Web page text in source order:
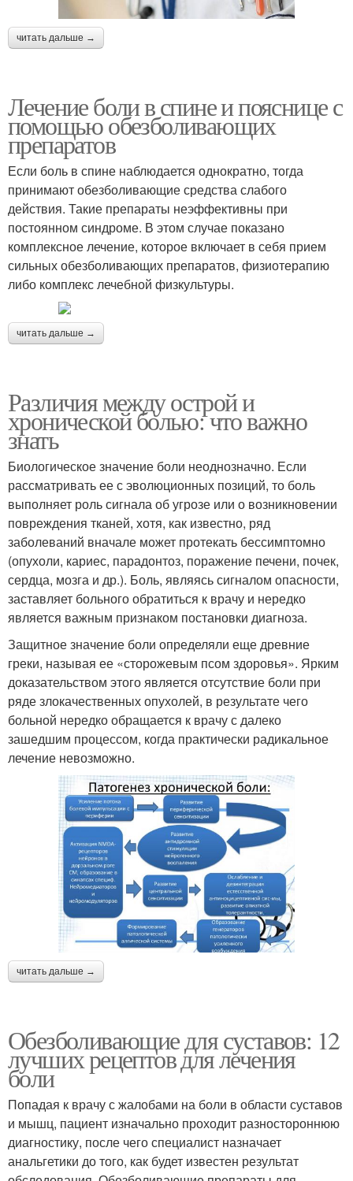
читать дальше →
Лечение боли в спине и пояснице с
помощью обезболивающих
препаратов
Если боль в спине наблюдается однократно, тогда
принимают обезболивающие средства слабого
действия. Такие препараты неэффективны при
постоянном синдроме. В этом случае показано
комплексное лечение, которое включает в себя прием
сильных обезболивающих препаратов, физиотерапию
либо комплекс лечебной физкультуры.
читать дальше →
Различия между острой и
хронической болью: что важно
знать
Биологическое значение боли неоднозначно. Если
рассматривать ее с эволюционных позиций, то боль
выполняет роль сигнала об угрозе или о возникновении
повреждения тканей, хотя, как известно, ряд
заболеваний вначале может протекать бессимптомно
(опухоли, кариес, парадонтоз, поражение печени, почек,
сердца, мозга и др.). Боль, являясь сигналом опасности,
заставляет больного обратиться к врачу и нередко
является важным признаком постановки диагноза.
Защитное значение боли определяли еще древние
греки, называя ее «сторожевым псом здоровья». Ярким
доказательством этого является отсутствие боли при
ряде злокачественных опухолей, в результате чего
больной нередко обращается к врачу с далеко
зашедшим процессом, когда практически радикальное
лечение невозможно.
читать дальше →
Обезболивающие для суставов: 12
лучших рецептов для лечения
боли
Попадая к врачу с жалобами на боли в области суставов
и мышц, пациент изначально проходит разностороннюю
диагностику, после чего специалист назначает
анальгетики до того, как будет известен результат